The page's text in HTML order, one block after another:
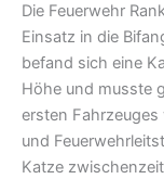
Die Feuerwehr
Einsatz in die
befand sich eine
Höhe und musste
ersten
und
Katze